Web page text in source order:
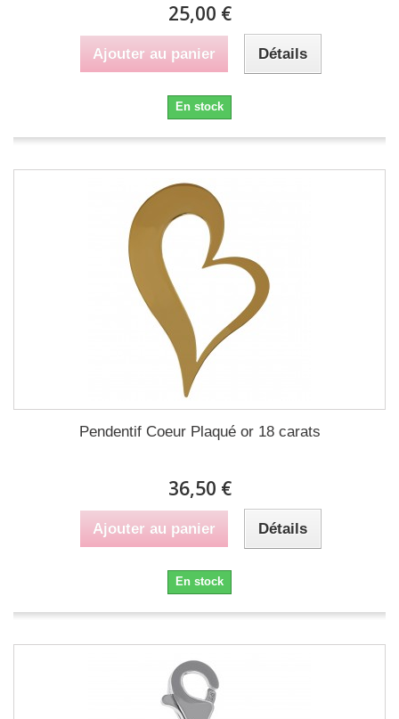
25,00 €
Ajouter au panier Détails
En stock
Pendentif Coeur Plaqué or 18 carats
36,50 €
Ajouter au panier Détails
En stock